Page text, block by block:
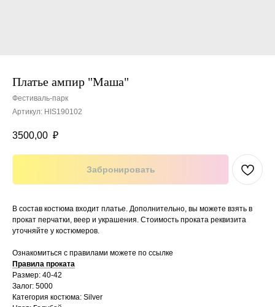
Платье ампир "Маша"
Фестиваль-парк
Артикул: HIS190102
3500,00 ₽
Забронировать
В состав костюма входит платье. Дополнительно, вы можете взять в
прокат перчатки, веер и украшения. Стоимость проката реквизита
уточняйте у костюмеров.
Ознакомиться с правилами можете по ссылке
Правила проката
Размер: 40-42
Залог: 5000
Категория костюма: Silver